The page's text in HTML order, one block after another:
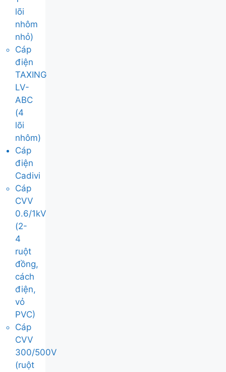
lõi
nhôm
nhỏ)
Cáp
điện
TAXING
LV-
ABC
(4
lõi
nhôm)
Cáp
điện
Cadivi
Cáp
CVV
0.6/1kV
(2-
4
ruột
đồng,
cách
điện,
vỏ
PVC)
Cáp
CVV
300/500V
(ruột